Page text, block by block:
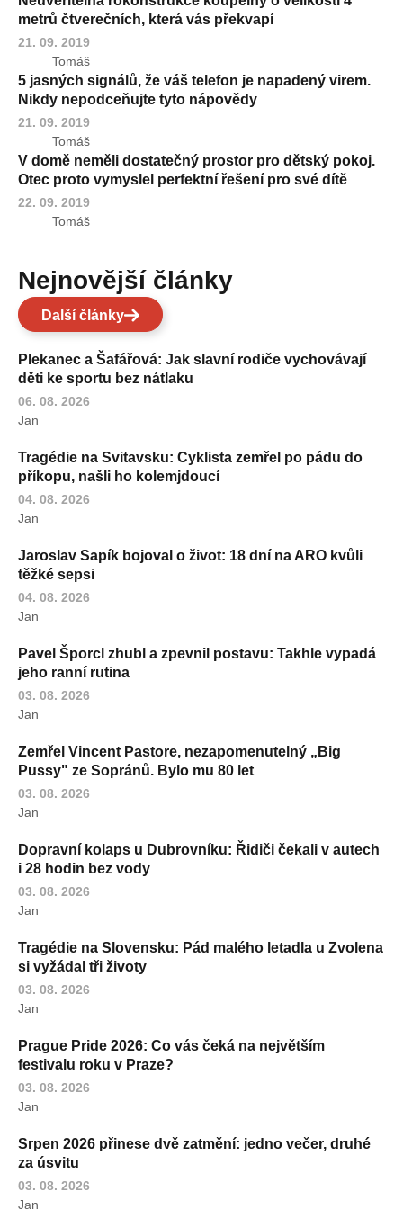
metrů čtverečních, která vás překvapí
21. 09. 2019
Tomáš
5 jasných signálů, že váš telefon je napadený virem.
Nikdy nepodceňujte tyto nápovědy
21. 09. 2019
Tomáš
V domě neměli dostatečný prostor pro dětský pokoj.
Otec proto vymyslel perfektní řešení pro své dítě
22. 09. 2019
Tomáš
Nejnovější články
Další články
Plekanec a Šafářová: Jak slavní rodiče vychovávají
děti ke sportu bez nátlaku
06. 08. 2026
Jan
Tragédie na Svitavsku: Cyklista zemřel po pádu do
příkopu, našli ho kolemjdoucí
04. 08. 2026
Jan
Jaroslav Sapík bojoval o život: 18 dní na ARO kvůli
těžké sepsi
04. 08. 2026
Jan
Pavel Šporcl zhubl a zpevnil postavu: Takhle vypadá
jeho ranní rutina
03. 08. 2026
Jan
Zemřel Vincent Pastore, nezapomenutelný „Big
Pussy" ze Sopránů. Bylo mu 80 let
03. 08. 2026
Jan
Dopravní kolaps u Dubrovníku: Řidiči čekali v autech
i 28 hodin bez vody
03. 08. 2026
Jan
Tragédie na Slovensku: Pád malého letadla u Zvolena
si vyžádal tři životy
03. 08. 2026
Jan
Prague Pride 2026: Co vás čeká na největším
festivalu roku v Praze?
03. 08. 2026
Jan
Srpen 2026 přinese dvě zatmění: jedno večer, druhé
za úsvitu
03. 08. 2026
Jan